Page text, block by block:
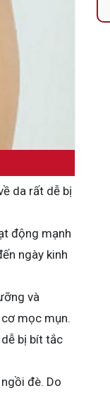
da rất dễ bị
động mạnh
ngày kinh
và
mọc mụn.
bị bít tắc
đè. Do